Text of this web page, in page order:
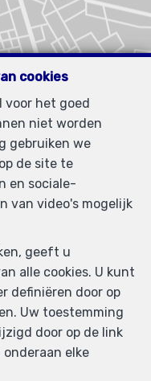
cookies
voor het goed
niet worden
gebruiken we
de site te
en sociale-
van video's mogelijk
geeft u
alle cookies. U kunt
definiëren door op
Uw toestemming
door op de link
elke